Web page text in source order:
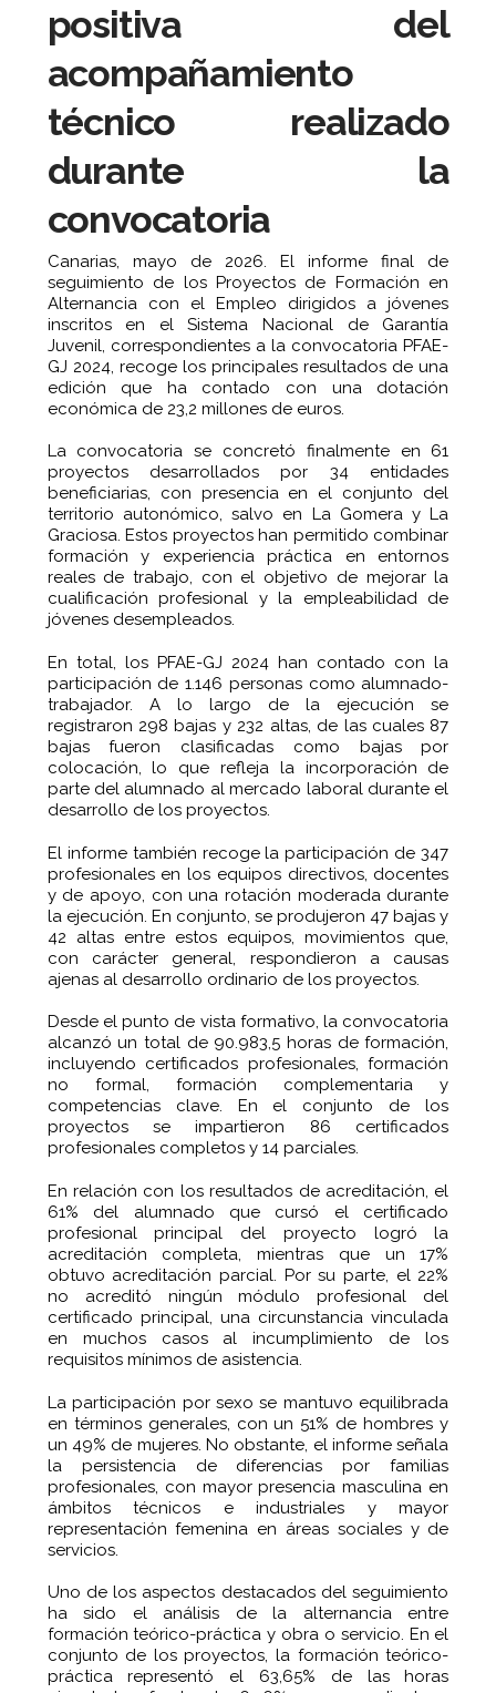
positiva del
acompañamiento
técnico realizado
durante la
convocatoria
Canarias, mayo de 2026. El informe final de
seguimiento de los Proyectos de Formación en
Alternancia con el Empleo dirigidos a jóvenes
inscritos en el Sistema Nacional de Garantía
Juvenil, correspondientes a la convocatoria PFAE-
GJ 2024, recoge los principales resultados de una
edición que ha contado con una dotación
económica de 23,2 millones de euros.
La convocatoria se concretó finalmente en 61
proyectos desarrollados por 34 entidades
beneficiarias, con presencia en el conjunto del
territorio autonómico, salvo en La Gomera y La
Graciosa. Estos proyectos han permitido combinar
formación y experiencia práctica en entornos
reales de trabajo, con el objetivo de mejorar la
cualificación profesional y la empleabilidad de
jóvenes desempleados.
En total, los PFAE-GJ 2024 han contado con la
participación de 1.146 personas como alumnado-
trabajador. A lo largo de la ejecución se
registraron 298 bajas y 232 altas, de las cuales 87
bajas fueron clasificadas como bajas por
colocación, lo que refleja la incorporación de
parte del alumnado al mercado laboral durante el
desarrollo de los proyectos.
El informe también recoge la participación de 347
profesionales en los equipos directivos, docentes
y de apoyo, con una rotación moderada durante
la ejecución. En conjunto, se produjeron 47 bajas y
42 altas entre estos equipos, movimientos que,
con carácter general, respondieron a causas
ajenas al desarrollo ordinario de los proyectos.
Desde el punto de vista formativo, la convocatoria
alcanzó un total de 90.983,5 horas de formación,
incluyendo certificados profesionales, formación
no formal, formación complementaria y
competencias clave. En el conjunto de los
proyectos se impartieron 86 certificados
profesionales completos y 14 parciales.
En relación con los resultados de acreditación, el
61% del alumnado que cursó el certificado
profesional principal del proyecto logró la
acreditación completa, mientras que un 17%
obtuvo acreditación parcial. Por su parte, el 22%
no acreditó ningún módulo profesional del
certificado principal, una circunstancia vinculada
en muchos casos al incumplimiento de los
requisitos mínimos de asistencia.
La participación por sexo se mantuvo equilibrada
en términos generales, con un 51% de hombres y
un 49% de mujeres. No obstante, el informe señala
la persistencia de diferencias por familias
profesionales, con mayor presencia masculina en
ámbitos técnicos e industriales y mayor
representación femenina en áreas sociales y de
servicios.
Uno de los aspectos destacados del seguimiento
ha sido el análisis de la alternancia entre
formación teórico-práctica y obra o servicio. En el
conjunto de los proyectos, la formación teórico-
práctica representó el 63,65% de las horas